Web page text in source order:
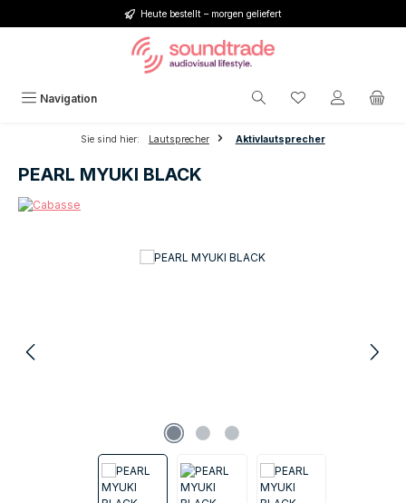
Zum Hauptinhalt springenHeute bestellt – morgen geliefert
Navigation Du hast 0
Sie sind hier: Lautsprecher Aktivlautsprecher
PEARL MYUKI BLACK
Bildergalerie überspringen